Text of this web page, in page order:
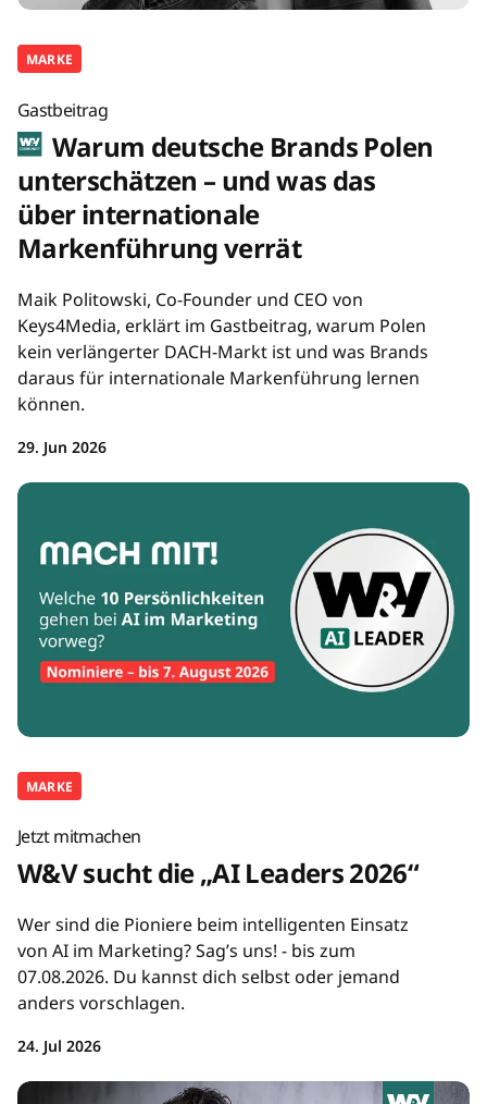
MARKE
Gastbeitrag
Warum deutsche Brands Polen
unterschätzen – und was das
über internationale
Markenführung verrät
Maik Politowski, Co-Founder und CEO von
Keys4Media, erklärt im Gastbeitrag, warum Polen
kein verlängerter DACH-Markt ist und was Brands
daraus für internationale Markenführung lernen
können.
29. Jun 2026
MARKE
Jetzt mitmachen
W&V sucht die „AI Leaders 2026“
Wer sind die Pioniere beim intelligenten Einsatz
von AI im Marketing? Sag’s uns! - bis zum
07.08.2026. Du kannst dich selbst oder jemand
anders vorschlagen.
24. Jul 2026